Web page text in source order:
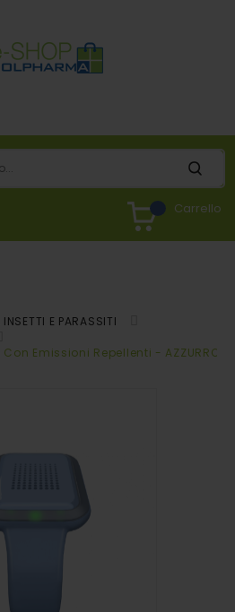
Carrello
E PARASSITI
Emissioni Repellenti - AZZURRO
immagini